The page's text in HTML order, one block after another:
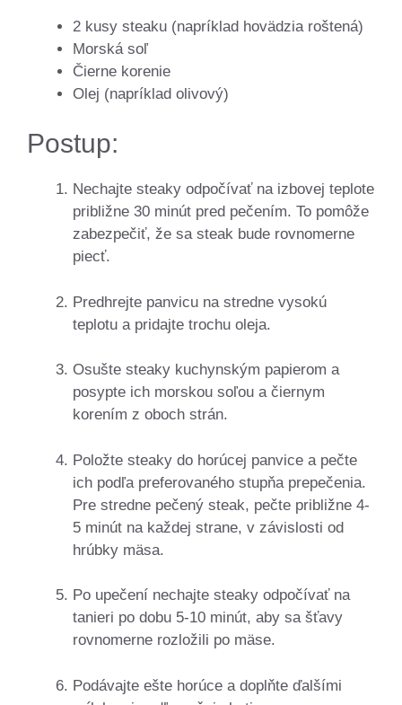
2 kusy steaku (napríklad hovädzia roštená)
Morská soľ
Čierne korenie
Olej (napríklad olivový)
Postup:
Nechajte steaky odpočívať na izbovej teplote
približne 30 minút pred pečením. To pomôže
zabezpečiť, že sa steak bude rovnomerne
piecť.
Predhrejte panvicu na stredne vysokú
teplotu a pridajte trochu oleja.
Osušte steaky kuchynským papierom a
posypte ich morskou soľou a čiernym
korením z oboch strán.
Položte steaky do horúcej panvice a pečte
ich podľa preferovaného stupňa prepečenia.
Pre stredne pečený steak, pečte približne 4-
5 minút na každej strane, v závislosti od
hrúbky mäsa.
Po upečení nechajte steaky odpočívať na
tanieri po dobu 5-10 minút, aby sa šťavy
rovnomerne rozložili po mäse.
Podávajte ešte horúce a doplňte ďalšími